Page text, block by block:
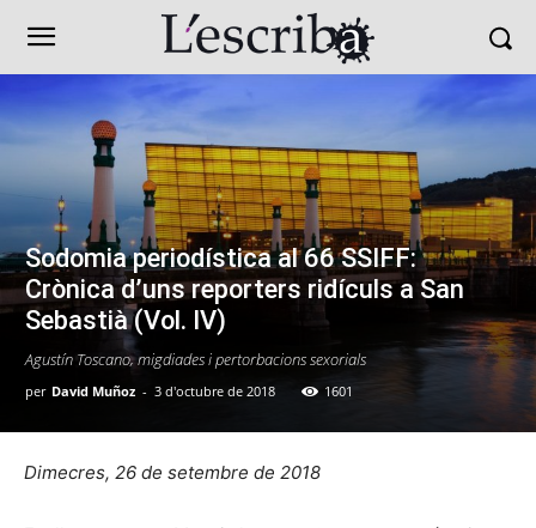
Sodomia periodística al 66 SSIFF:
Crònica d’uns reporters ridículs a San
Sebastià (Vol. IV)
Agustín Toscano, migdiades i pertorbacions sexorials
per David Muñoz - 3 d'octubre de 2018 1601
Dimecres, 26 de setembre de 2018